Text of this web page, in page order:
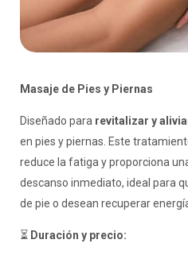
Masaje de Pies y Piernas
Diseñado para revitalizar y
en pies y piernas. Este
reduce la fatiga y proporciona
descanso inmediato, ideal para
de pie o desean recuperar
⏳ Duración y precio: